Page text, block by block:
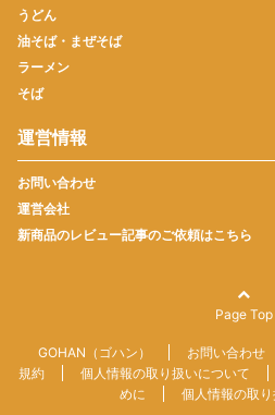
うどん
油そば・まぜそば
ラーメン
そば
運営情報
お問い合わせ
運営会社
新商品のレビュー記事のご依頼はこちら
Page Top
GOHAN（ゴハン） お問い合わせ
規約
個人情報の取り扱いについて
めに
個人情報の取